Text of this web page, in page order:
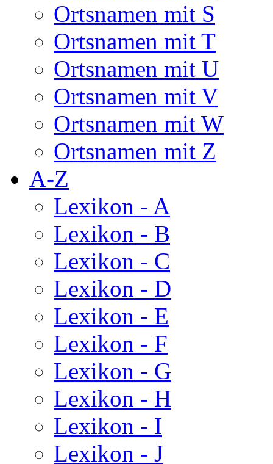
Ortsnamen mit S
Ortsnamen mit T
Ortsnamen mit U
Ortsnamen mit V
Ortsnamen mit W
Ortsnamen mit Z
A-Z
Lexikon - A
Lexikon - B
Lexikon - C
Lexikon - D
Lexikon - E
Lexikon - F
Lexikon - G
Lexikon - H
Lexikon - I
Lexikon - J